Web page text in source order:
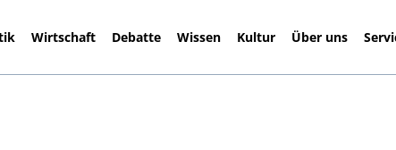
Wirtschaft Debatte Wissen Kultur Über uns